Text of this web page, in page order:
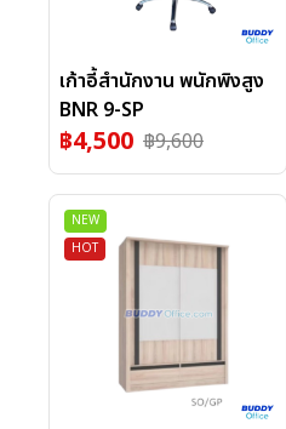
เก้าอี้สำนักงาน พนักพิงสูง
BNR 9-SP
฿4,500 ฿9,600
NEW
HOT